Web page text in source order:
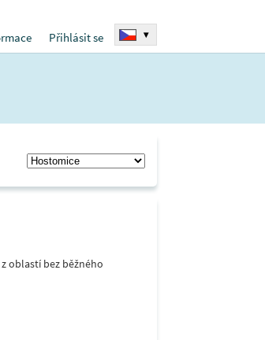
Přihlásit se ▾
oblastí bez běžného